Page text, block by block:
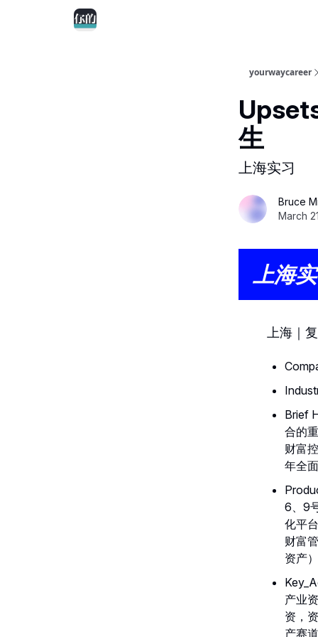
yourwaycareer
生
上海实习
Bruce
March
上海
上海｜
Brief
合的
财富
年全
6、9
化平
财富
资产
产业
资，
产赛